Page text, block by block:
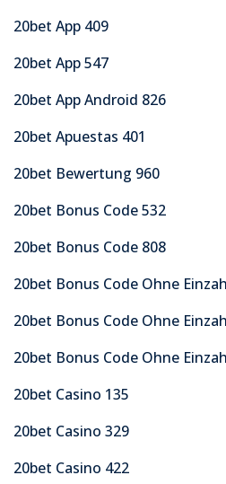
20bet App 409
20bet App 547
20bet App Android 826
20bet Apuestas 401
20bet Bewertung 960
20bet Bonus Code 532
20bet Bonus Code 808
20bet Bonus Code Ohne
20bet Bonus Code Ohne
20bet Bonus Code Ohne
20bet Casino 135
20bet Casino 329
20bet Casino 422